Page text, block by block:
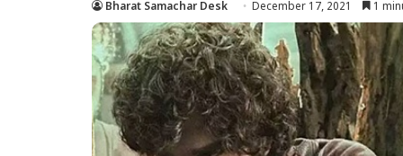
Bharat Samachar Desk December 17, 2021 1